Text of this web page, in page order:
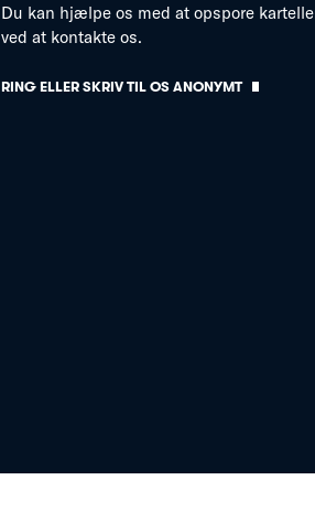
Du kan hjælpe os med at opspore
ved at kontakte os.
RING ELLER SKRIV TIL OS ANONYMT